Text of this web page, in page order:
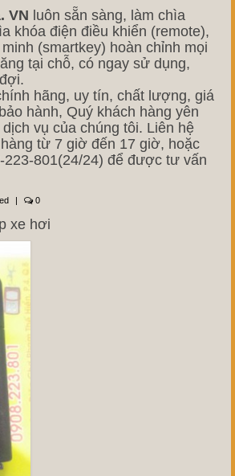
VN luôn sẵn sàng, làm chìa
khóa điện điều khiển (remote),
(smartkey) hoàn chỉnh mọi
tại chỗ, có ngay sử dụng,
hãng, uy tín, chất lượng, giá
hành, Quý khách hàng yên
vụ của chúng tôi. Liên hệ
từ 7 giờ đến 17 giờ, hoặc
223-801(24/24) để được tư vấn
| 0
xe hơi